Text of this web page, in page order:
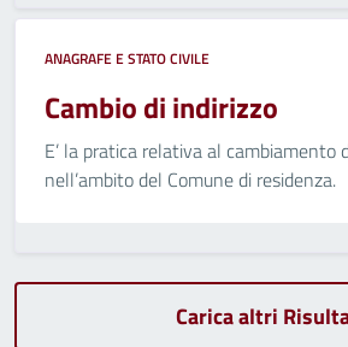
ANAGRAFE E STATO CIVILE
Cambio di indirizzo
E’ la pratica relativa al cambiamento
nell’ambito del Comune di residenza.
Carica altri